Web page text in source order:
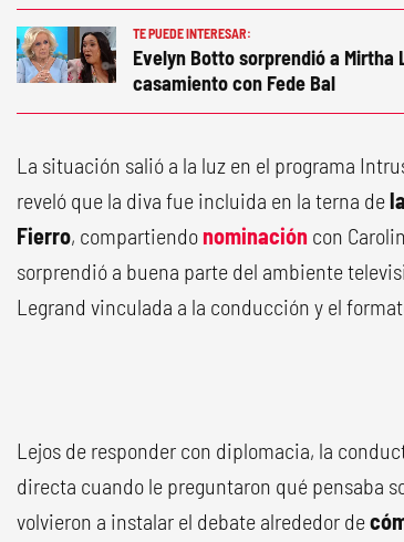
TE PUEDE INTERESAR:
Evelyn Botto sorprendió a
casamiento con Fede Bal
La situación salió a la luz en el programa
reveló que la diva fue incluida en la terna de
Fierro, compartiendo nominación con
sorprendió a buena parte del ambiente
Legrand vinculada a la conducción y el
Lejos de responder con diplomacia, la
directa cuando le preguntaron qué pensaba
volvieron a instalar el debate alrededor de